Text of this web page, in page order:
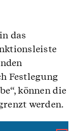
das
Festlegung
können die
werden.